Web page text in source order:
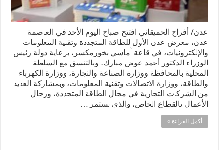
عدن/ أفراح الحميقاني افتتح صباح اليوم الأحد في العاصمة
عدن، معرض عدن الأول للطاقة المتجددة وتقنية المعلومات
والإلكترونيات، في قاعة آماسي بخورمكسر، برعاية دولة رئيس
الوزراء الدكتور أحمد عوض مبارك، وبالتنسق مع السلطة
المحلية بالمحافظة ووزارة الصناعة والتجارة، ووزارة الكهرباء
والطاقة، ووزارة الاتصالات وتقنية المعلومات، وبمشاركة العديد
من الشركات التجارية في مجال الطاقة المتجددة، ورجال
الأعمال بالقطاع الخاص، والذي يستمر …
أكمل القراءة »